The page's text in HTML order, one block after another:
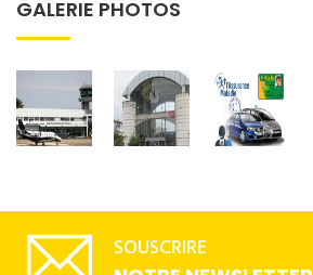
GALERIE PHOTOS
SOUSCRIRE